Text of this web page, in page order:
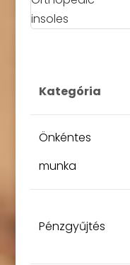
Kategória
Önkéntes
munka
Pénzgyűjtés